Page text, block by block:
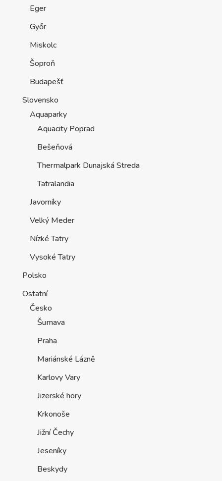
Eger
Győr
Miskolc
Šoproň
Budapešť
Slovensko
Aquaparky
Aquacity Poprad
Bešeňová
Thermalpark Dunajská Streda
Tatralandia
Javorníky
Velký Meder
Nízké Tatry
Vysoké Tatry
Polsko
Ostatní
Česko
Šumava
Praha
Mariánské Lázně
Karlovy Vary
Jizerské hory
Krkonoše
Jižní Čechy
Jeseníky
Beskydy